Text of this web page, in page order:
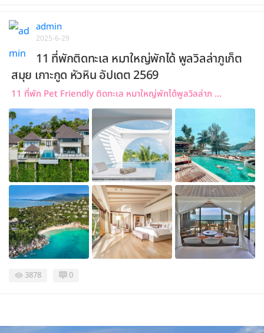
admin
2025-6-29
11 ที่พักติดทะเล หมาใหญ่พักได้ พูลวิลล่าภูเก็ต
สมุย เกาะกูด หัวหิน อัปเดต 2569
11 ที่พัก Pet Friendly ติดทะเล หมาใหญ่พักได้พูลวิลล่าภ ...
3878 0